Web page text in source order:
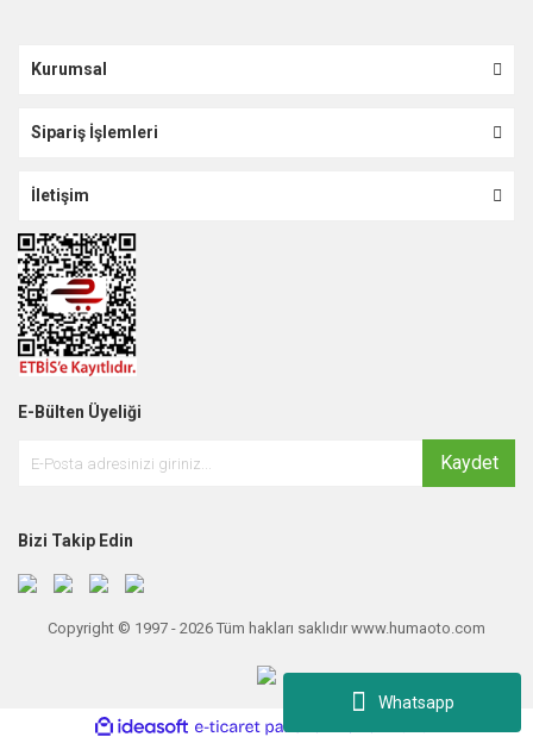
Whatsapp
Kurumsal
Sipariş İşlemleri
İletişim
E-Bülten Üyeliği
Kaydet
Bizi Takip Edin
Copyright © 1997 - 2026 Tüm hakları saklıdır www.humaoto.com
ideasoft